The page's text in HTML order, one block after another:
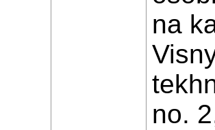
na
no.